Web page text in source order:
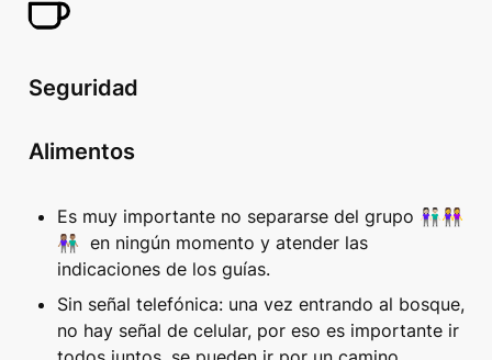
Seguridad
Alimentos
Es muy importante no separarse del grupo 👫🏻👭
👫🏽  en ningún momento y atender las
indicaciones de los guías.
Sin señal telefónica: una vez entrando al bosque,
no hay señal de celular, por eso es importante ir